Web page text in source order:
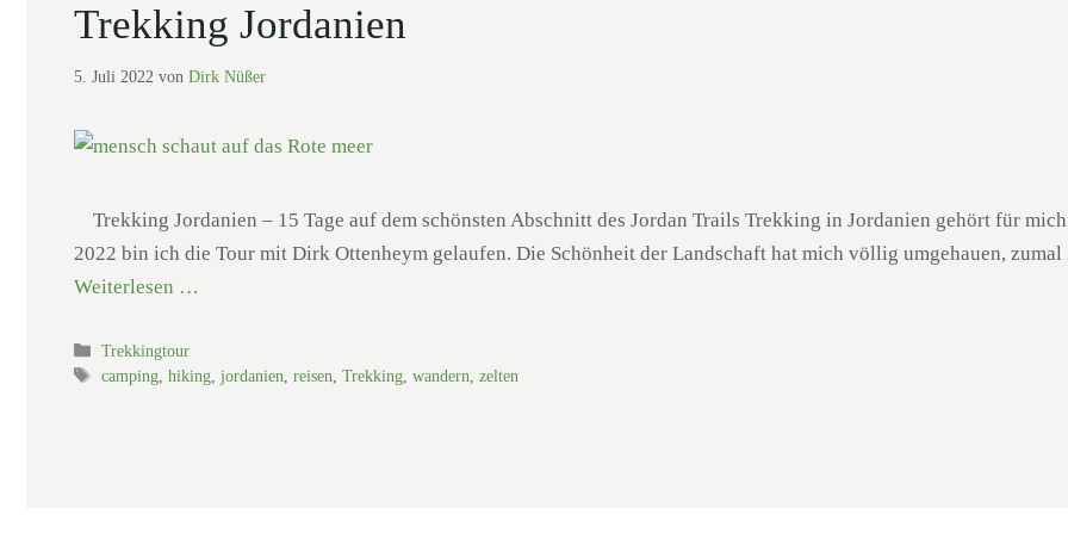
Trekking Jordanien
5. Juli 2022 von Dirk Nüßer
Trekking Jordanien – 15 Tage auf dem schönsten Abschnitt des Jordan Trails Trekking in Jordanien gehört für
2022 bin ich die Tour mit Dirk Ottenheym gelaufen. Die Schönheit der Landschaft hat mich völlig umgehauen,
Weiterlesen …
Kategorien
Trekkingtour
Schlagwörter
camping ,hiking ,jordanien ,reisen ,Trekking ,wandern ,zelten